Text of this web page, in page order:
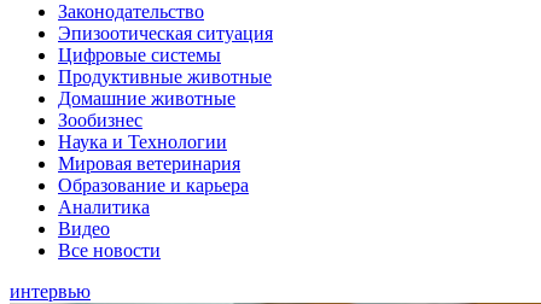
Законодательство
Эпизоотическая ситуация
Цифровые системы
Продуктивные животные
Домашние животные
Зообизнес
Наука и Технологии
Мировая ветеринария
Образование и карьера
Аналитика
Видео
Все новости
интервью